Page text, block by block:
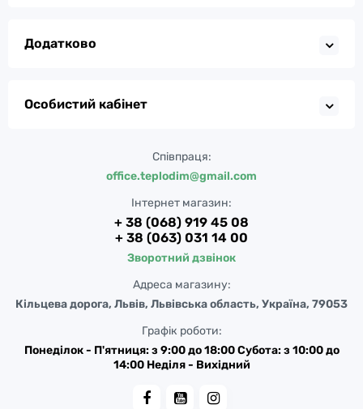
Додатково
Особистий кабінет
Співпраця:
office.teplodim@gmail.com
Інтернет магазин:
+ 38 (068) 919 45 08
+ 38 (063) 031 14 00
Зворотний дзвінок
Адреса магазину:
Кільцева дорога, Львів, Львівська область, Україна, 79053
Графік роботи:
Понеділок - П'ятниця: з 9:00 до 18:00 Субота: з 10:00 до
14:00 Неділя - Вихідний